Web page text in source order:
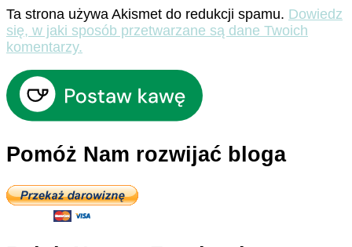
Ta strona używa Akismet do redukcji spamu. Dowiedz
się, w jaki sposób przetwarzane są dane Twoich
komentarzy.
Pomóż Nam rozwijać bloga